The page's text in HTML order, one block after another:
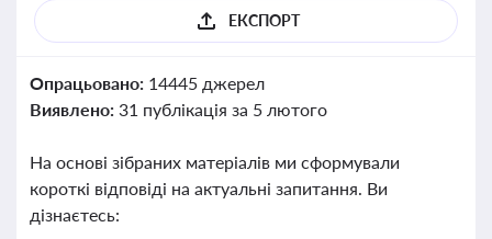
ЕКСПОРТ
Опрацьовано: 14445 джерел
Виявлено: 31 публікація за 5 лютого
На основі зібраних матеріалів ми сформували
короткі відповіді на актуальні запитання. Ви
дізнаєтесь: